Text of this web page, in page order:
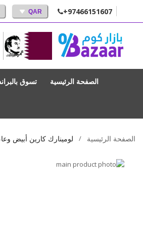
+97466151607
QAR
الصفحة الرئيسية تسوق
الصفحة الرئيسية لومينارك كارين أبيض وعاء
انتقل